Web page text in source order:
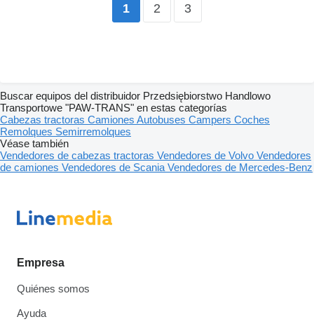
1 2 3
Buscar equipos del distribuidor Przedsiębiorstwo Handlowo
Transportowe "PAW-TRANS" en estas categorías
Cabezas tractoras Camiones Autobuses Campers Coches
Remolques Semirremolques
Véase también
Vendedores de cabezas tractoras Vendedores de Volvo Vendedores
de camiones Vendedores de Scania Vendedores de Mercedes-Benz
Empresa
Quiénes somos
Ayuda